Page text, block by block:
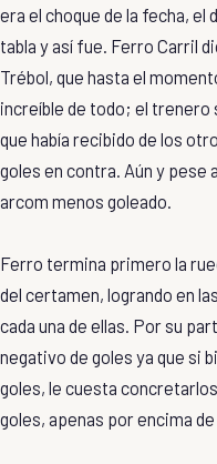
era el choque de la fecha, el
tabla y así fue. Ferro Carril
Trébol, que hasta el
increíble de todo; el trenero
que había recibido de los
goles en contra. Aún y pese
arcom menos goleado.
Ferro termina primero la
del certamen, logrando en
cada una de ellas. Por su
negativo de goles ya que si
goles, le cuesta
goles, apenas por encima de